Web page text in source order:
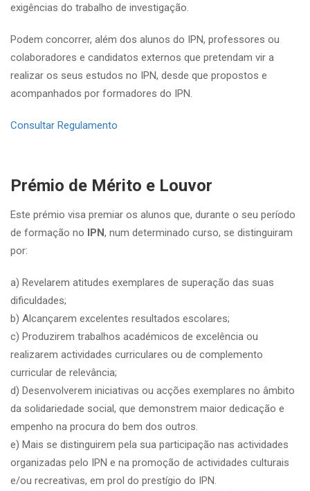
exigências do trabalho de investigação.
Podem concorrer, além dos alunos do IPN, professores ou
colaboradores e candidatos externos que pretendam vir a
realizar os seus estudos no IPN, desde que propostos e
acompanhados por formadores do IPN.
Consultar Regulamento
Prémio de Mérito e Louvor
Este prémio visa premiar os alunos que, durante o seu período
de formação no IPN, num determinado curso, se distinguiram
por:
a) Revelarem atitudes exemplares de superação das suas
dificuldades;
b) Alcançarem excelentes resultados escolares;
c) Produzirem trabalhos académicos de excelência ou
realizarem actividades curriculares ou de complemento
curricular de relevância;
d) Desenvolverem iniciativas ou acções exemplares no âmbito
da solidariedade social, que demonstrem maior dedicação e
empenho na procura do bem dos outros.
e) Mais se distinguirem pela sua participação nas actividades
organizadas pelo IPN e na promoção de actividades culturais
e/ou recreativas, em prol do prestígio do IPN.